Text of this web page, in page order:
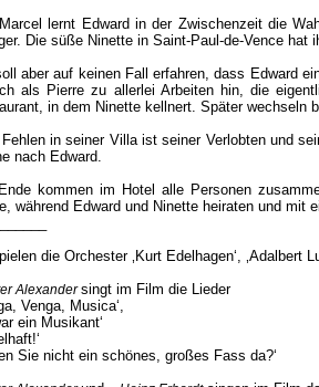
lernt Edward in der Zwischenzeit die
Die süße Ninette in Saint-Paul-de-Vence hat
aber auf keinen Fall erfahren, dass Edward
als Pierre zu allerlei Arbeiten hin, die
in dem Ninette kellnert. Später wechseln
in seiner Villa ist seiner Verlobten und
nach Edward.
kommen im Hotel alle Personen
während Edward und Ninette heiraten und mit
die Orchester ‚Kurt Edelhagen‘, ‚Adalbert
Alexandersingt im Film die Lieder
Venga, Musica‘,
ein Musikant‘
Sie nicht ein schönes, großes Fass da?‘